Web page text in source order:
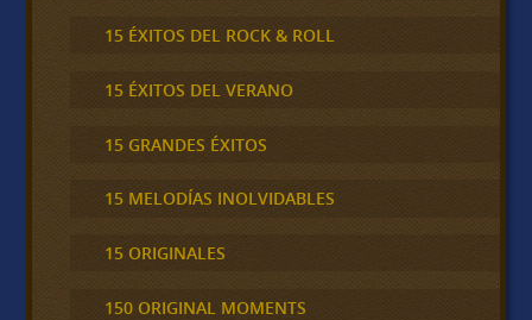
15 ÉXITOS DEL ROCK & ROLL
15 ÉXITOS DEL VERANO
15 GRANDES ÉXITOS
15 MELODÍAS INOLVIDABLES
15 ORIGINALES
150 ORIGINAL MOMENTS